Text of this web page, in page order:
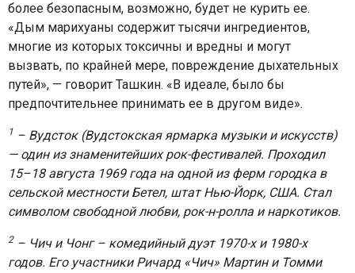
более безопасным, возможно, будет не курить ее.
«Дым марихуаны содержит тысячи ингредиентов,
многие из которых токсичны и вредны и могут
вызвать, по крайней мере, повреждение дыхательных
путей», — говорит Ташкин. «В идеале, было бы
предпочтительнее принимать ее в другом виде».
1 – Вудсток (Вудстокская ярмарка музыки и искусств)
— один из знаменитейших рок-фестивалей. Проходил
15–18 августа 1969 года на одной из ферм городка в
сельской местности Бетел, штат Нью-Йорк, США. Стал
символом свободной любви, рок-н-ролла и наркотиков.
2– Чич и Чонг – комедийный дуэт 1970-х и 1980-х
годов. Его участники Ричард «Чич» Мартин и Томми